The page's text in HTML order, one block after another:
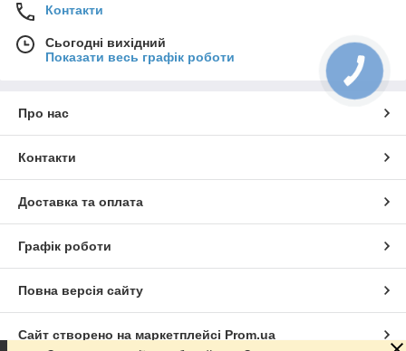
Контакти
Сьогодні вихідний
Показати весь графік роботи
Про нас
Контакти
Доставка та оплата
Графік роботи
Повна версія сайту
Сайт створено на маркетплейсі Prom.ua